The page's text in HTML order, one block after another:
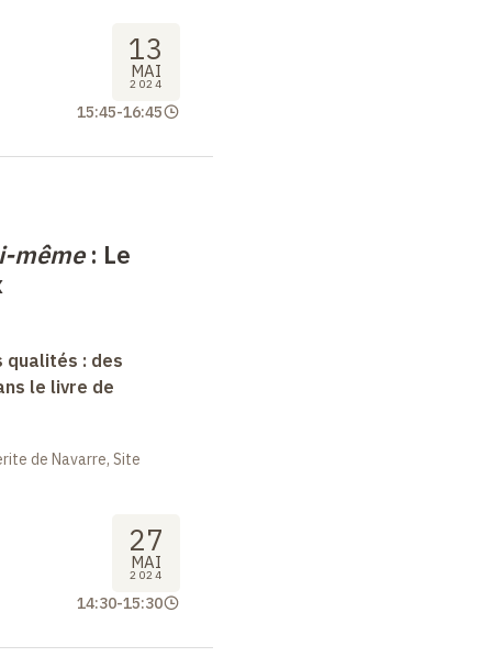
13
MAI
2024
15:45-16:45
même: Le
qualités : des
le livre de
de Navarre, Site
27
MAI
2024
14:30-15:30